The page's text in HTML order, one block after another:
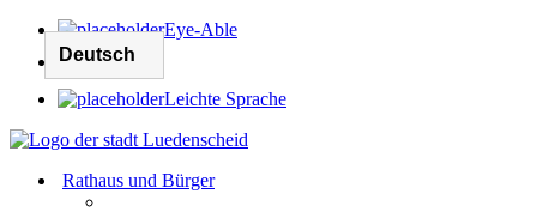
Eye-Able
Leichte Sprache
Rathaus und Bürger